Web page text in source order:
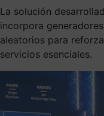
La solución
incorpora
aleatorios para
servicios esenciales.